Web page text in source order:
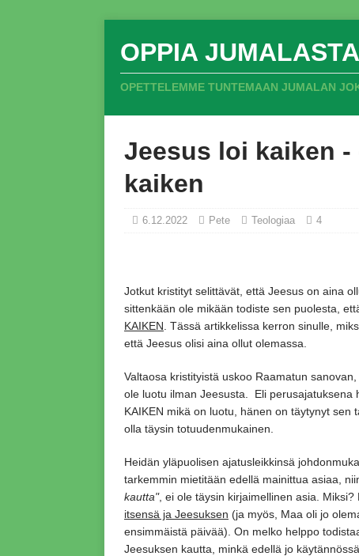
OPPIA
OPETTELEMME TUNTEMAAN JUMALAN
Jeesus loi kaiken
kaiken
6.12.2022 Pete Teologiaa 4
Jotkut kristityt selittävät, että Jeesus on aina
sittenkään ole mikään todiste sen puolesta,
KAIKEN . Tässä artikkelissa kerron sinulle,
että Jeesus olisi aina ollut olemassa.
Valtaosa kristityistä uskoo Raamatun sanovan,
ole luotu ilman Jeesusta.
Eli perusajatuksena
KAIKEN mikä on luotu,
hänen on täytynyt sen
olla täysin totuudenmukainen.
Heidän yläpuolisen ajatusleikkinsä
tarkemmin mietitään edellä mainittua asiaa,
kautta", ei ole täysin kirjaimellinen asia. Miksi?
itsensä ja Jeesuksen (ja myös, Maa oli jo
ensimmäistä päivää) . On melko helppo
Jeesuksen kautta,
minkä edellä jo käytännössä